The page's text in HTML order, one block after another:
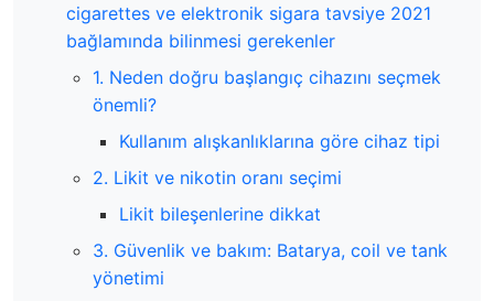
cigarettes ve elektronik sigara tavsiye 2021
bağlamında bilinmesi gerekenler
1. Neden doğru başlangıç cihazını seçmek
önemli?
Kullanım alışkanlıklarına göre cihaz tipi
2. Likit ve nikotin oranı seçimi
Likit bileşenlerine dikkat
3. Güvenlik ve bakım: Batarya, coil ve tank
yönetimi